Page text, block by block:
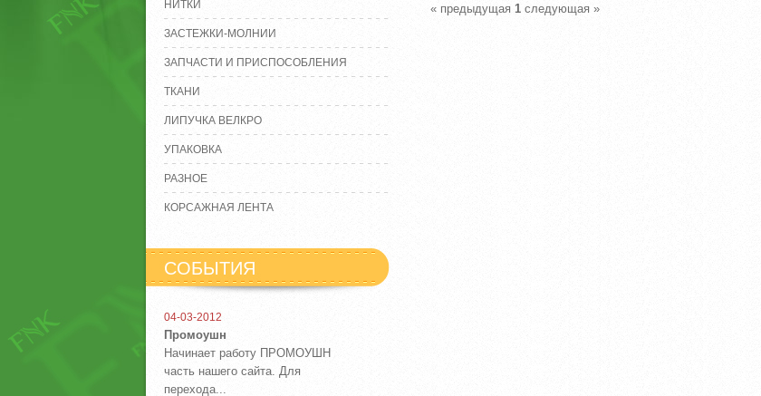
НИТКИ
ЗАСТЕЖКИ-МОЛНИИ
ЗАПЧАСТИ И ПРИСПОСОБЛЕНИЯ
ТКАНИ
ЛИПУЧКА ВЕЛКРО
УПАКОВКА
РАЗНОЕ
КОРСАЖНАЯ ЛЕНТА
СОБЫТИЯ
04-03-2012
Промоушн
Начинает работу ПРОМОУШН
часть нашего сайта. Для
перехода...
« предыдущая 1следующая »